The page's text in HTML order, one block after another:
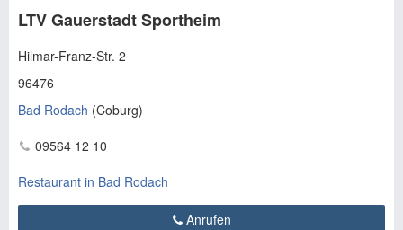
LTV Gauerstadt Sportheim
Hilmar-Franz-Str. 2
96476
Bad Rodach (Coburg)
09564 12 10
Restaurant in Bad Rodach
Anrufen